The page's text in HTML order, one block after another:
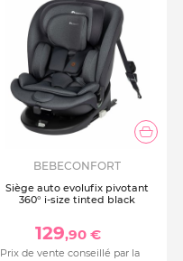
BEBECONFORT
Siège auto evolufix pivotant
360° i-size tinted black
129,90 €
Prix de vente conseillé par la